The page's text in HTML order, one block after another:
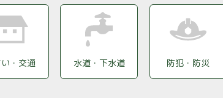
・交通 水道・下水道 防犯・防災